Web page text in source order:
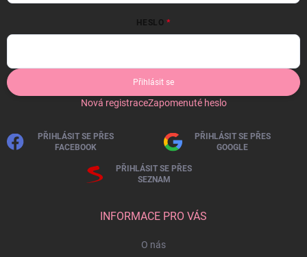
HESLO
Přihlásit se
Nová registraceZapomenuté heslo
PŘIHLÁSIT SE PŘES
FACEBOOK
PŘIHLÁSIT SE PŘES
GOOGLE
PŘIHLÁSIT SE PŘES
SEZNAM
INFORMACE PRO VÁS
O nás